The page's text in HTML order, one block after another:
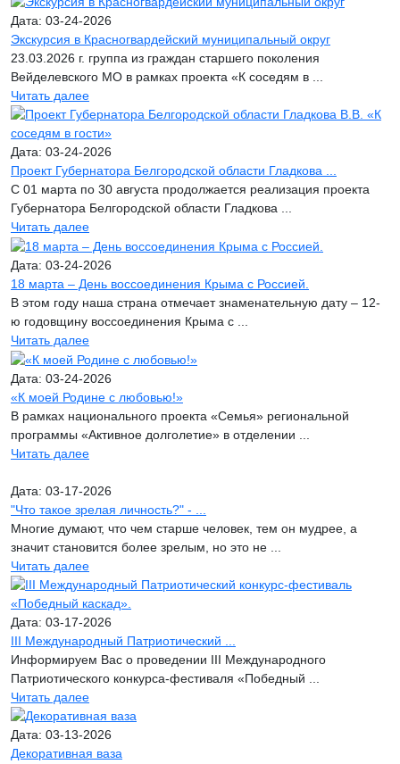
Дата: 03-24-2026
Экскурсия в Красногвардейский муниципальный округ
23.03.2026 г. группа из граждан старшего поколения
Вейделевского МО в рамках проекта «К соседям в ...
Читать далее
Дата: 03-24-2026
Проект Губернатора Белгородской области Гладкова ...
С 01 марта по 30 августа продолжается реализация проекта
Губернатора Белгородской области Гладкова ...
Читать далее
Дата: 03-24-2026
18 марта – День воссоединения Крыма с Россией.
В этом году наша страна отмечает знаменательную дату – 12-
ю годовщину воссоединения Крыма с ...
Читать далее
Дата: 03-24-2026
«К моей Родине с любовью!»
В рамках национального проекта «Семья» региональной
программы «Активное долголетие» в отделении ...
Читать далее
Дата: 03-17-2026
"Что такое зрелая личность?" - ...
Многие думают, что чем старше человек, тем он мудрее, а
значит становится более зрелым, но это не ...
Читать далее
Дата: 03-17-2026
III Международный Патриотический ...
Информируем Вас о проведении III Международного
Патриотического конкурса-фестиваля «Победный ...
Читать далее
Дата: 03-13-2026
Декоративная ваза